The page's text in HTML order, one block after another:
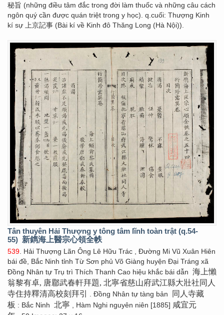
秘旨 (những điều tâm đắc trong đời làm thuốc và những câu cách
ngôn quý cần được quán triệt trong y học). q.cuối: Thượng Kinh
kí sự 上京記事 (Bài kí về Kinh đô Thăng Long (Hà Nội)).
Tân thuyên Hải Thượng y tông tâm lĩnh toàn trật (q.54-
55) 新鐫海上醫宗心領全帙
539 . Hải Thượng Lãn Ông Lê Hữu Trác , Đường Mi Vũ Xuân Hiên
bái đề, Bắc Ninh tỉnh Từ Sơn phủ Võ Giàng huyện Đại Tráng xã
Đồng Nhân tự Trụ trì Thích Thanh Cao hiệu khắc bái dẫn 海上懶
翁黎有卓, 唐郿武春軒拜題, 北寧省慈山府武江縣大壯社同人
寺住持釋清高校刻拜引
. Đồng Nhân tự tàng bản
同人寺藏
板 : Bắc Ninh 北寧 , Hàm Nghi nguyên niên [1885] 咸宜元